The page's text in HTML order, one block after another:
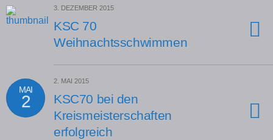
3. DEZEMBER 2015
KSC 70
Weihnachtsschwimmen
MAI
2
2. MAI 2015
KSC70 bei den
Kreismeisterschaften
erfolgreich